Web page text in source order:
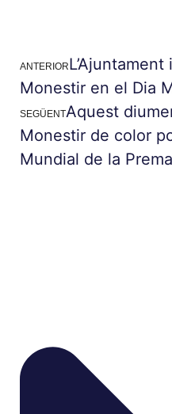
ANTERIORL’Ajuntament
Monestir en el Dia
SEGÜENTAquest
Monestir de color
Mundial de la